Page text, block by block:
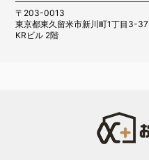
〒203-0013
東京都東久留米市新川町1丁目3-37
KRビル 2階